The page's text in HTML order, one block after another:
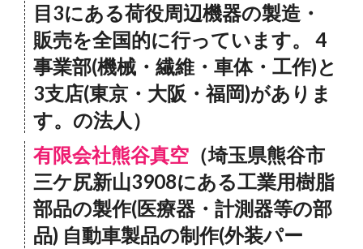
目3にある荷役周辺機器の製造・
販売を全国的に行っています。 4
事業部(機械・繊維・車体・工作)と
3支店(東京・大阪・福岡)がありま
す。の法人）
有限会社熊谷真空 （埼玉県熊谷市
三ケ尻新山3908にある工業用樹脂
部品の製作(医療器・計測器等の部
品) 自動車製品の制作(外装パー